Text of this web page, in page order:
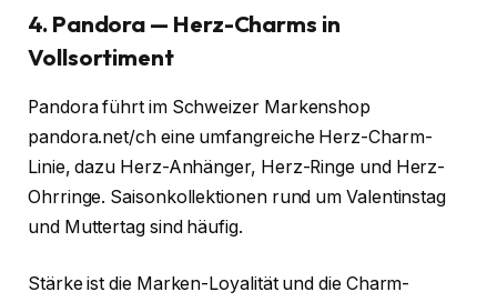
4. Pandora — Herz-Charms in
Vollsortiment
Pandora führt im Schweizer Markenshop
pandora.net/ch eine umfangreiche Herz-Charm-
Linie, dazu Herz-Anhänger, Herz-Ringe und Herz-
Ohrringe. Saisonkollektionen rund um Valentinstag
und Muttertag sind häufig.
Stärke ist die Marken-Loyalität und die Charm-